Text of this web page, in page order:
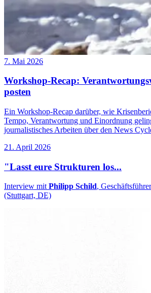
7. Mai 2026
Workshop-Recap:
posten
Ein Workshop-Recap darüber, wie
Tempo, Verantwortung und Einordnung
journalistisches Arbeiten über den News
21. April 2026
"Lasst eure Strukturen los...
Interview mit Philipp Schild,
(Stuttgart, DE)